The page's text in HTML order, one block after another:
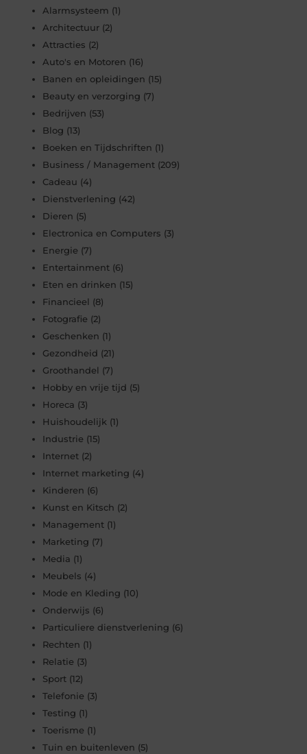
Alarmsysteem (1)
Architectuur (2)
Attracties (2)
Auto's en Motoren (16)
Banen en opleidingen (15)
Beauty en verzorging (7)
Bedrijven (53)
Blog (13)
Boeken en Tijdschriften (1)
Business / Management (209)
Cadeau (4)
Dienstverlening (42)
Dieren (5)
Electronica en Computers (3)
Energie (7)
Entertainment (6)
Eten en drinken (15)
Financieel (8)
Fotografie (2)
Geschenken (1)
Gezondheid (21)
Groothandel (7)
Hobby en vrije tijd (5)
Horeca (3)
Huishoudelijk (1)
Industrie (15)
Internet (2)
Internet marketing (4)
Kinderen (6)
Kunst en Kitsch (2)
Management (1)
Marketing (7)
Media (1)
Meubels (4)
Mode en Kleding (10)
Onderwijs (6)
Particuliere dienstverlening (6)
Rechten (1)
Relatie (3)
Sport (12)
Telefonie (3)
Testing (1)
Toerisme (1)
Tuin en buitenleven (5)